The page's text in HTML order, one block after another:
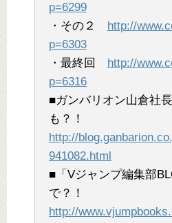
p=6299
・その２ http://
p=6303
・最終回 http://
p=6316
■ガンバリオン山倉社
も？！
http://
941082.html
■「Vジャンプ編集部
で？！
http://